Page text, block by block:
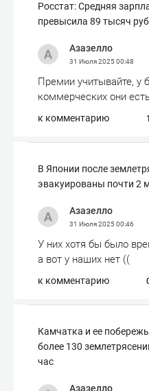
Росстат: Средняя
превысила 89 тысяч
Азазелло
31 Июля 202500:48
Премии учитывайте, у
коммерческих они
к комментарию 1
В Японии после
эвакуированы почти 2
Азазелло
31 Июля 202500:46
У них хотя бы было
а вот у наших нет ((
к комментарию
Камчатка и ее
более 130
час
Азазелло